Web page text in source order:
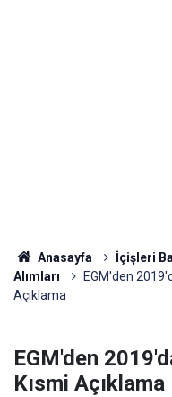
Anasayfa İçişleri
Alımları
EGM'den
Açıklama
EGM'den
Kısmi Açıklama